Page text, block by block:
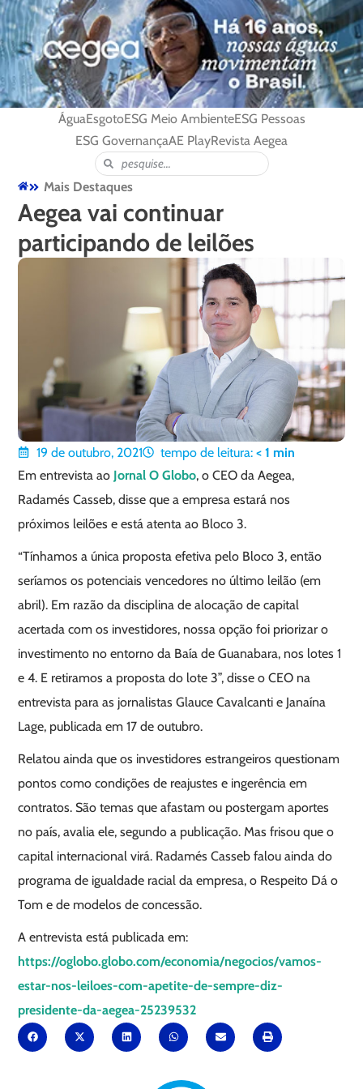
ÁguaEsgotoESG Meio AmbienteESG Pessoas
ESG GovernançaAE PlayRevista Aegea
Mais Destaques
Aegea vai continuar
participando de leilões
19 de outubro, 2021 tempo de leitura: < 1 min
Em entrevista ao Jornal O Globo, o CEO da Aegea,
Radamés Casseb, disse que a empresa estará nos
próximos leilões e está atenta ao Bloco 3.
“Tínhamos a única proposta efetiva pelo Bloco 3, então
seríamos os potenciais vencedores no último leilão (em
abril). Em razão da disciplina de alocação de capital
acertada com os investidores, nossa opção foi priorizar o
investimento no entorno da Baía de Guanabara, nos lotes 1
e 4. E retiramos a proposta do lote 3”, disse o CEO na
entrevista para as jornalistas Glauce Cavalcanti e Janaína
Lage, publicada em 17 de outubro.
Relatou ainda que os investidores estrangeiros questionam
pontos como condições de reajustes e ingerência em
contratos. São temas que afastam ou postergam aportes
no país, avalia ele, segundo a publicação. Mas frisou que o
capital internacional virá. Radamés Casseb falou ainda do
programa de igualdade racial da empresa, o Respeito Dá o
Tom e de modelos de concessão.
A entrevista está publicada em:
https://oglobo.globo.com/economia/negocios/vamos-
estar-nos-leiloes-com-apetite-de-sempre-diz-
presidente-da-aegea-25239532